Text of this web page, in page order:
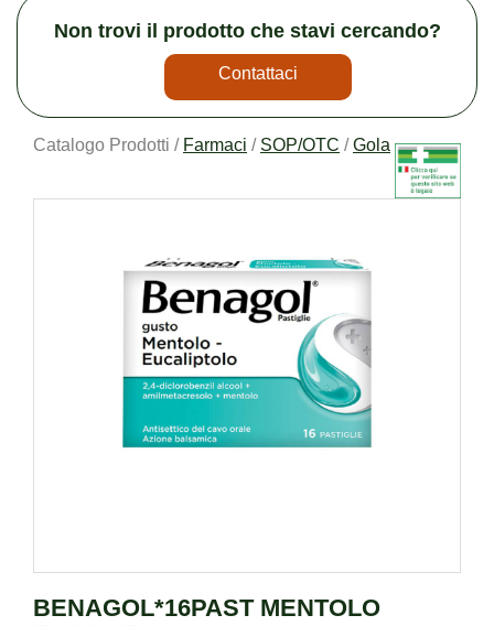
Non trovi il prodotto che stavi cercando?
Contattaci
Catalogo Prodotti / Farmaci / SOP/OTC /Gola
BENAGOL*16PAST MENTOLO